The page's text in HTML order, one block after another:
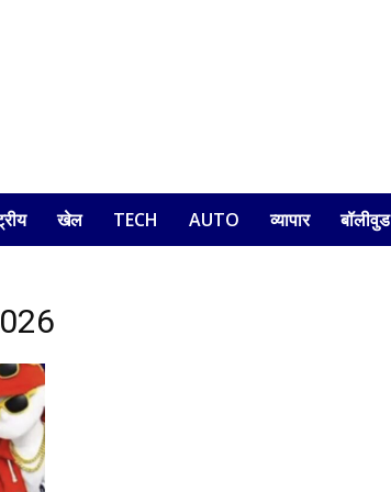
खेल TECH AUTO व्यापार बॉलीवुड